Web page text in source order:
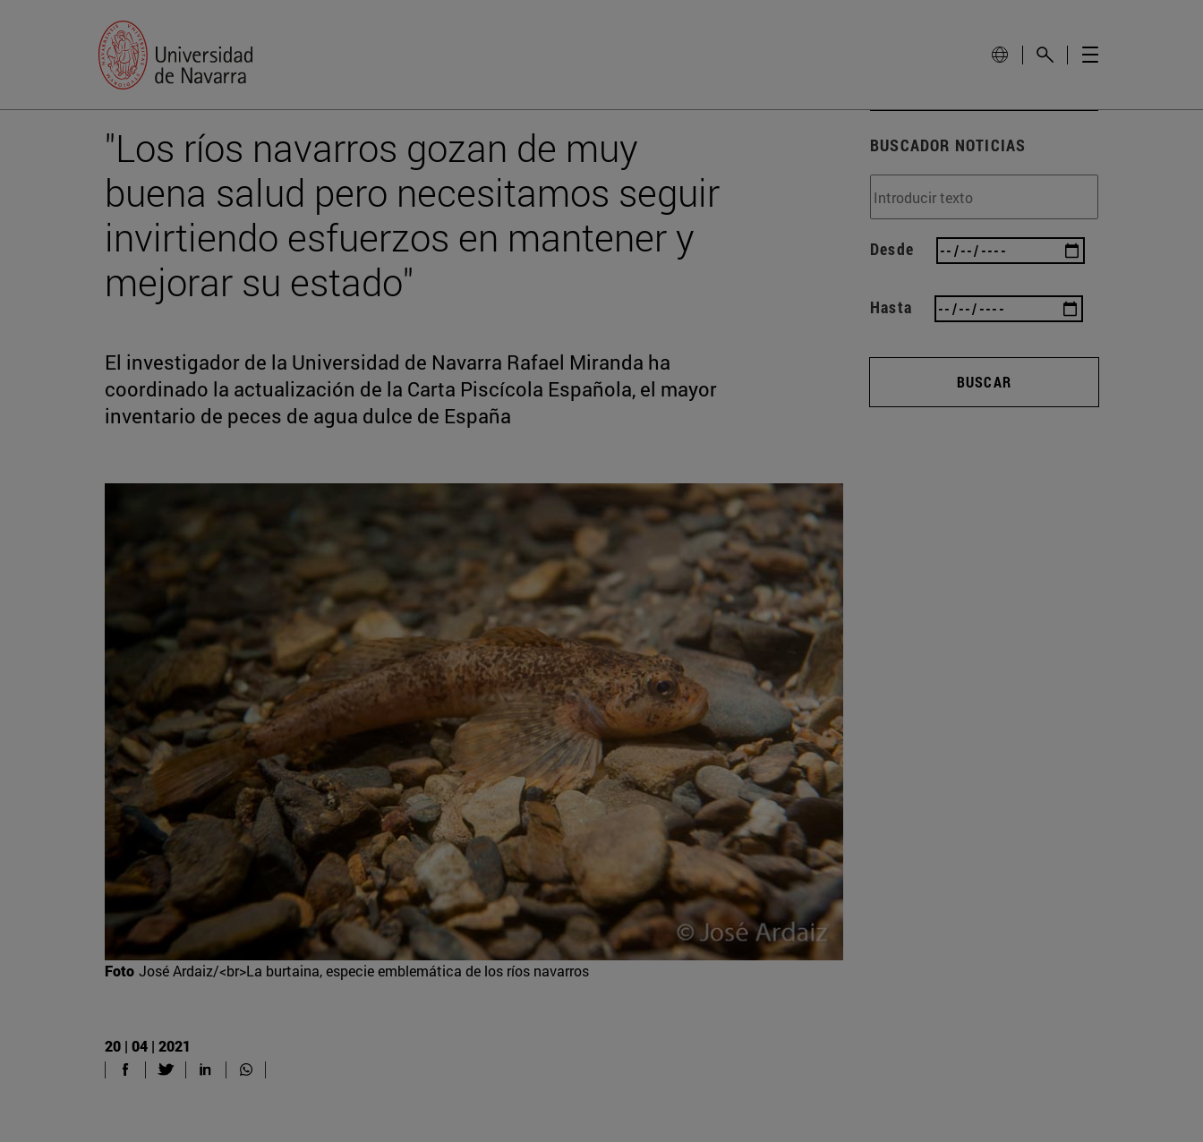
"Los ríos navarros gozan de muy
buena salud pero necesitamos seguir
invirtiendo esfuerzos en mantener y
mejorar su estado"
El investigador de la Universidad de Navarra Rafael Miranda ha
coordinado la actualización de la Carta Piscícola Española, el mayor
inventario de peces de agua dulce de España
Foto José Ardaiz/<br>La burtaina, especie emblemática de los ríos navarros
20 | 04 | 2021
BUSCADOR NOTICIAS
Desde
Hasta
BUSCAR